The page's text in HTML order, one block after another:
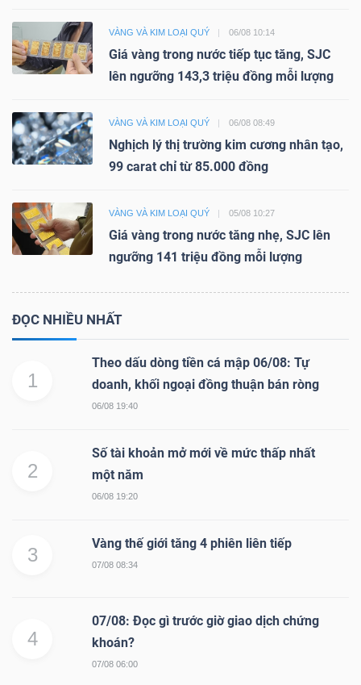
VÀNG VÀ KIM LOẠI QUÝ 06/08 10:14
Giá vàng trong nước tiếp tục tăng, SJC
lên ngưỡng 143,3 triệu đồng mỗi lượng
VÀNG VÀ KIM LOẠI QUÝ 06/08 08:49
Nghịch lý thị trường kim cương nhân tạo,
99 carat chỉ từ 85.000 đồng
VÀNG VÀ KIM LOẠI QUÝ 05/08 10:27
Giá vàng trong nước tăng nhẹ, SJC lên
ngưỡng 141 triệu đồng mỗi lượng
ĐỌC NHIỀU NHẤT
1
Theo dấu dòng tiền cá mập 06/08: Tự
doanh, khối ngoại đồng thuận bán ròng
06/08 19:40
2
Số tài khoản mở mới về mức thấp nhất
một năm
06/08 19:20
3
Vàng thế giới tăng 4 phiên liên tiếp
07/08 08:34
4
07/08: Đọc gì trước giờ giao dịch chứng
khoán?
07/08 06:00